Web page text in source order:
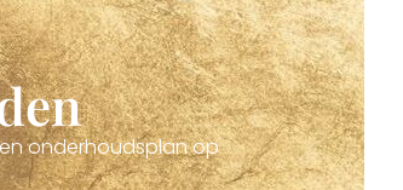
onderhoudsplan op